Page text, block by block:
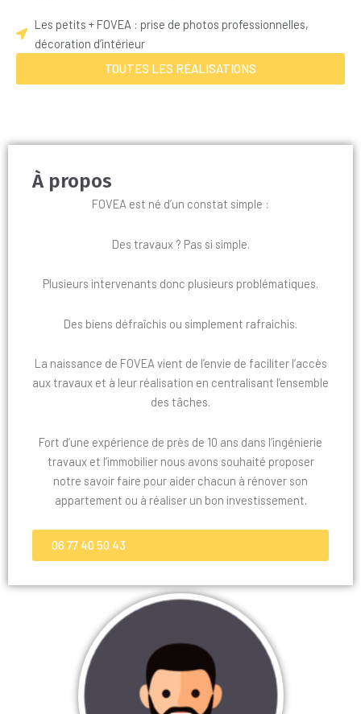
Les petits + FOVEA : prise de photos professionnelles,
décoration d’intérieur
TOUTES LES RÉALISATIONS
À propos
FOVEA est né d’un constat simple :
Des travaux ? Pas si simple.
Plusieurs intervenants donc plusieurs problématiques.
Des biens défraîchis ou simplement rafraichis.
La naissance de FOVEA vient de l’envie de faciliter l’accès
aux travaux et à leur réalisation en centralisant l’ensemble
des tâches.
Fort d’une expérience de près de 10 ans dans l’ingénierie
travaux et l’immobilier nous avons souhaité proposer
notre savoir faire pour aider chacun à rénover son
appartement ou à réaliser un bon investissement.
06 77 40 50 43